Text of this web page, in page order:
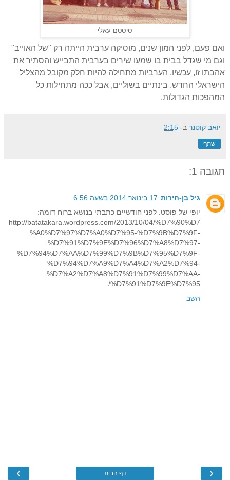
סיסטם עאלי
ואם פעם, לפני המון שנים, מוסיקה ערבית הייתה רק "של האוייב"
וגם מי שגדל בבית בו שמעו שירים בערבית התבייש והסתיר את
אהבתו זו, עכשיו, הערביות מתחילה להיות חלק מקובל מהצליל
הישראלי החדש. בינתיים בשוליים, אבל ככה מתחילות כל
המהפכות הגדולות.
יואב קוטנר ב- 2:15
שתף
תגובה 1:
גיל בן-חירות 17 בינואר 2014 בשעה 6:56
יופי של פוסט. לפני חודשיים כתבתי בנושא ברוח דומה:
http://batatakara.wordpress.com/2013/10/04/%D7%90%D7
%A0%D7%97%D7%A0%D7%95-%D7%9B%D7%9F-
%D7%91%D7%9E%D7%96%D7%A8%D7%97-
%D7%94%D7%AA%D7%99%D7%9B%D7%95%D7%9F-
%D7%94%D7%A9%D7%A4%D7%A2%D7%94-
%D7%A2%D7%A8%D7%91%D7%99%D7%AA-
%D7%91%D7%9E%D7%95/
השב
‹
› דף הבית